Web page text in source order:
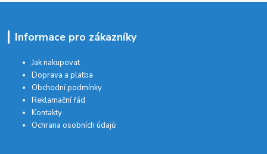
Informace pro zákazníky
Jak nakupovat
Doprava a platba
Obchodní podmínky
Reklamační řád
Kontakty
Ochrana osobních údajů